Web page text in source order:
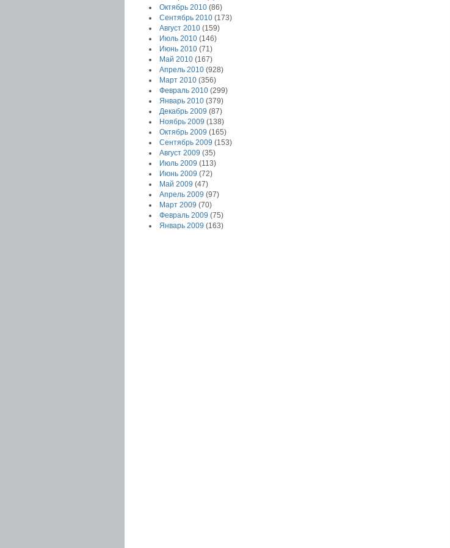
Октябрь 2010 (86)
Сентябрь 2010 (173)
Август 2010 (159)
Июль 2010 (146)
Июнь 2010 (71)
Май 2010 (167)
Апрель 2010 (928)
Март 2010 (356)
Февраль 2010 (299)
Январь 2010 (379)
Декабрь 2009 (87)
Ноябрь 2009 (138)
Октябрь 2009 (165)
Сентябрь 2009 (153)
Август 2009 (35)
Июль 2009 (113)
Июнь 2009 (72)
Май 2009 (47)
Апрель 2009 (97)
Март 2009 (70)
Февраль 2009 (75)
Январь 2009 (163)